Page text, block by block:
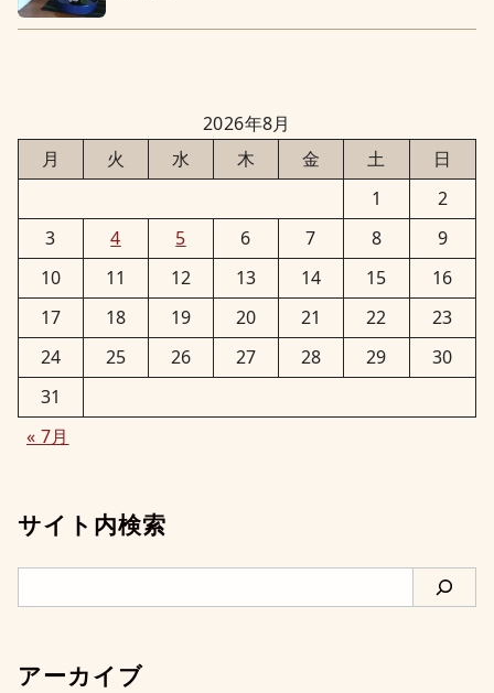
2026年8月
月
火 水 木 金 土
日
1
2
3
4 5 6 7 8
9
10
11 12 13 14 15
16
17
18 19 20 21 22
23
24
25 26 27 28 29
30
31
« 7月
サイト内検索
索
アーカイブ